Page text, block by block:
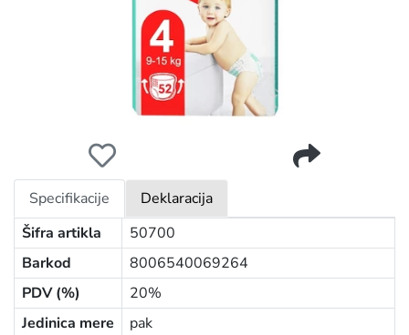
Specifikacije
Deklaracija
Šifra artikla
50700
Barkod
8006540069264
PDV (%)
20%
Jedinica mere
pak